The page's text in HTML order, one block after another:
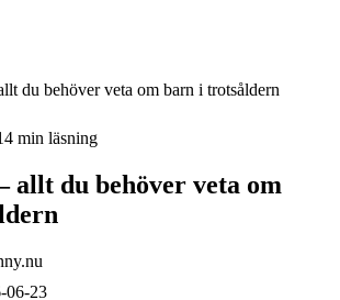
du behöver veta om barn i trotsåldern
min läsning
allt du behöver veta om
06-23